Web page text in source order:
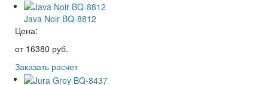
Java Noir BQ-8812
Цена:
от 16380 руб.
Заказать расчет